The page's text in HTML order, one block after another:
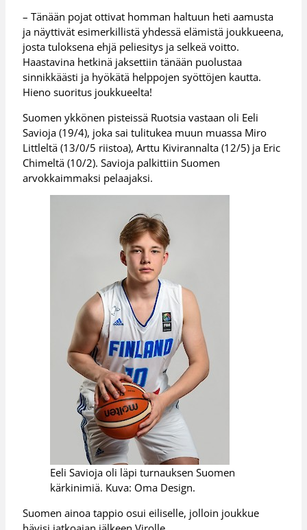
– Tänään pojat ottivat homman haltuun heti aamusta
ja näyttivät esimerkillistä yhdessä elämistä joukkueena,
josta tuloksena ehjä peliesitys ja selkeä voitto.
Haastavina hetkinä jaksettiin tänään puolustaa
sinnikkäästi ja hyökätä helppojen syöttöjen kautta.
Hieno suoritus joukkueelta!
Suomen ykkönen pisteissä Ruotsia vastaan oli Eeli
Savioja (19/4), joka sai tulitukea muun muassa Miro
Littleltä (13/0/5 riistoa), Arttu Kivirannalta (12/5) ja Eric
Chimeltä (10/2). Savioja palkittiin Suomen
arvokkaimmaksi pelaajaksi.
Eeli Savioja oli läpi turnauksen Suomen
kärkinimiä. Kuva: Oma Design.
Suomen ainoa tappio osui eiliselle, jolloin joukkue